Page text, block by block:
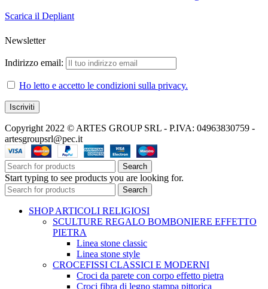
Scarica il Depliant
Newsletter
Indirizzo email:
Ho letto e accetto le condizioni sulla privacy.
Copyright 2022 © ARTES GROUP SRL - P.IVA: 04963830759 -
artesgroupsrl@pec.it
Search
Start typing to see products you are looking for.
Search
SHOP ARTICOLI RELIGIOSI
SCULTURE REGALO BOMBONIERE EFFETTO
PIETRA
Linea stone classic
Linea stone style
CROCEFISSI CLASSICI E MODERNI
Croci da parete con corpo effetto pietra
Croci fibra di legno stampa pittorica